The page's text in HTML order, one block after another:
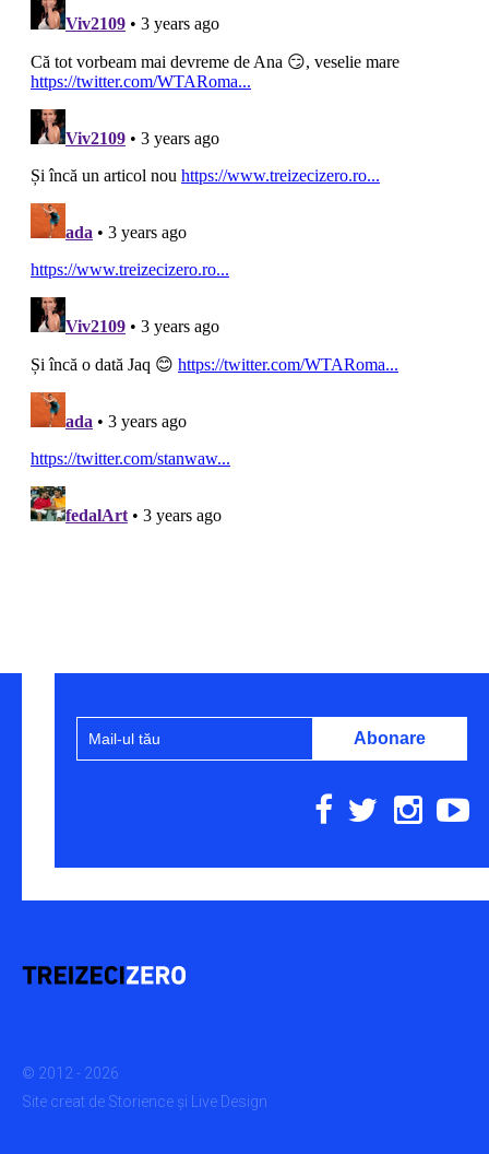
© 2012 - 2026
Site creat de Storience și Live Design